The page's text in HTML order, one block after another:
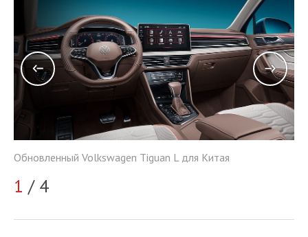
Обновленный Volkswagen Tiguan L для Китая
1 / 4